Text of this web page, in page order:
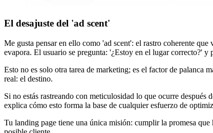
El desajuste del 'ad scent'
Me gusta pensar en ello como 'ad scent': el rastro coherente
evapora. El usuario se pregunta: '¿Estoy en el lugar correcto?'
Esto no es solo otra tarea de marketing; es el factor de palanca
real: el destino.
Si no estás rastreando con meticulosidad lo que ocurre después
explica cómo esto forma la base de cualquier esfuerzo de
Tu landing page tiene una única misión: cumplir la promesa